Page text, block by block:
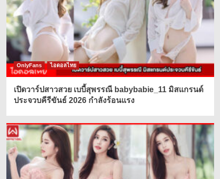
OnlyFans ไอดอลไทย
เปิดวาร์ปสาวสวย เบบี้สุพรรณี babybabie_11 มิสแกรนด์
ประจวบคีรีขันธ์ 2026 กำลังร้อนแรง